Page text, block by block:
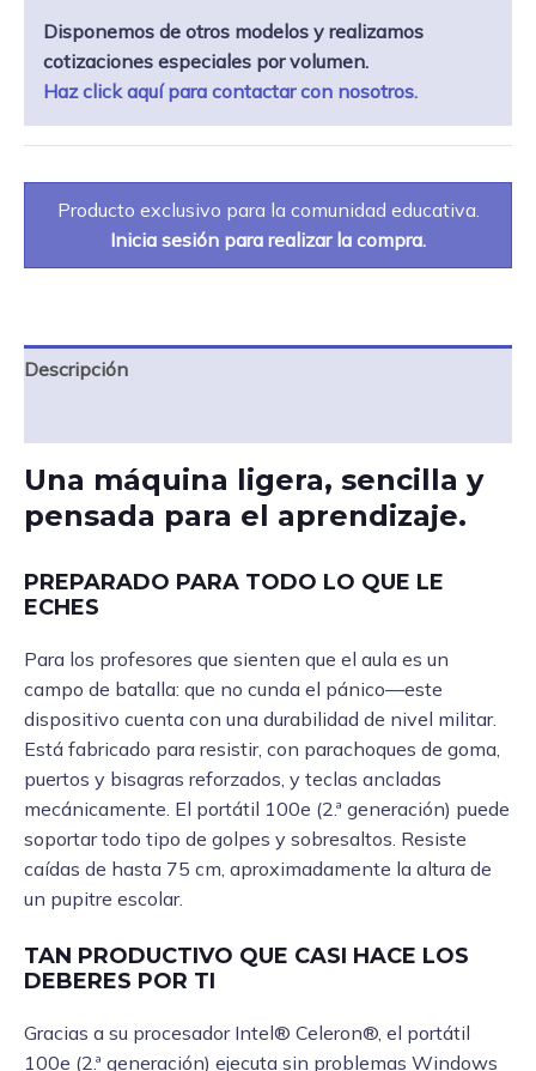
Disponemos de otros modelos y realizamos
cotizaciones especiales por volumen.
Haz click aquí para contactar con nosotros.
Producto exclusivo para la comunidad educativa.
Inicia sesión para realizar la compra.
Descripción
Una máquina ligera, sencilla y
pensada para el aprendizaje.
PREPARADO PARA TODO LO QUE LE
ECHES
Para los profesores que sienten que el aula es un
campo de batalla: que no cunda el pánico—este
dispositivo cuenta con una durabilidad de nivel militar.
Está fabricado para resistir, con parachoques de goma,
puertos y bisagras reforzados, y teclas ancladas
mecánicamente. El portátil 100e (2.ª generación) puede
soportar todo tipo de golpes y sobresaltos. Resiste
caídas de hasta 75 cm, aproximadamente la altura de
un pupitre escolar.
TAN PRODUCTIVO QUE CASI HACE LOS
DEBERES POR TI
Gracias a su procesador Intel® Celeron®, el portátil
100e (2.ª generación) ejecuta sin problemas Windows